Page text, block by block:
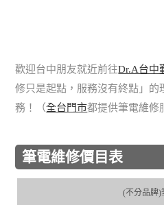
歡迎台中朋友就近前往Dr.A台中
修只是起點，服務沒有終點」的
務！（全台門市都提供筆電維修
筆電維修價目表
(不分品牌)